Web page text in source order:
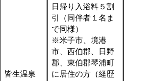
皆生温泉
日帰り入浴料５割
引（同伴者１名ま
で同様）
※米子市、境港
市、西伯郡、日野
郡、東伯郡琴浦町
に居住の方（経歴